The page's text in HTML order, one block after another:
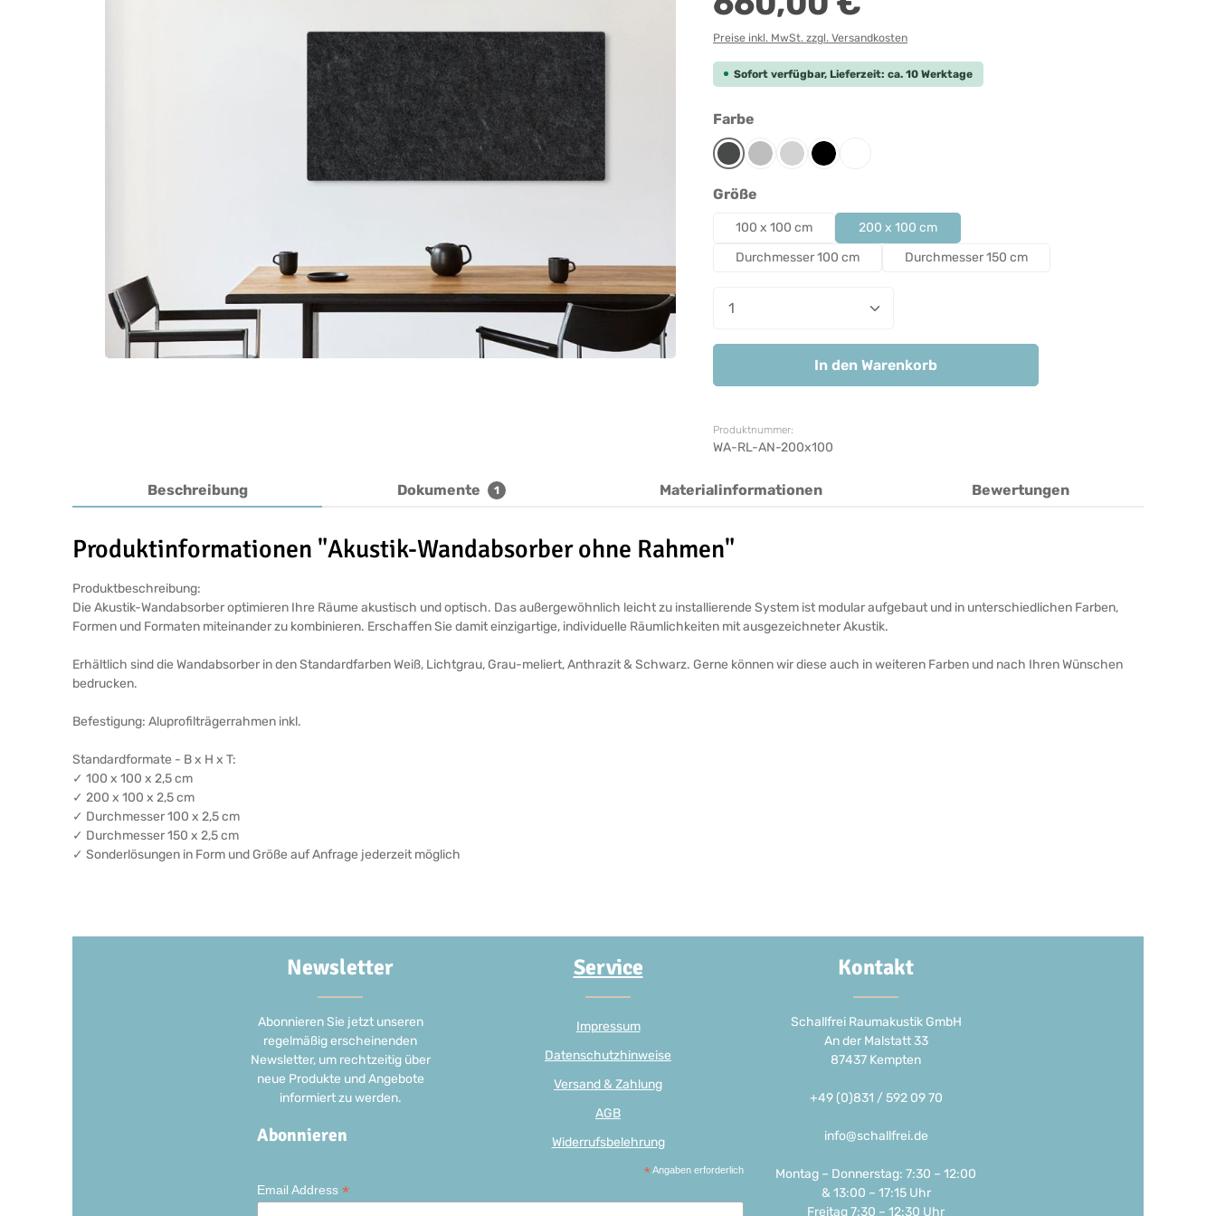
Preise inkl. MwSt. zzgl. Versandkosten
Sofort verfügbar, Lieferzeit: ca. 10 Werktage
Farbe
AnthrazitGrau-meliert
LichtgrauSchwarz
Größe
100 x 100 cm
200 x 100 cm
Durchmesser 100 cm
Durchmesser 150 cm
Produkt Anzahl: Gib den gewünschten Wert ein
In den Warenkorb
Produktnummer:
WA-RL-AN-200x100
Beschreibung Dokumente 1 Materialinformationen Bewertungen
Produktinformationen "Akustik-Wandabsorber ohne Rahmen"
Produktbeschreibung:
Die Akustik-Wandabsorber optimieren Ihre Räume akustisch und optisch. Das außergewöhnlich leicht zu installierende System ist modular aufgebaut und in unterschiedlichen Farben,
Formen und Formaten miteinander zu kombinieren. Erschaffen Sie damit einzigartige, individuelle Räumlichkeiten mit ausgezeichneter Akustik.
Erhältlich sind die Wandabsorber in den Standardfarben Weiß, Lichtgrau, Grau-meliert, Anthrazit & Schwarz. Gerne können wir diese auch in weiteren Farben und nach Ihren Wünschen
bedrucken.
Befestigung: Aluprofilträgerrahmen inkl.
Standardformate - B x H x T:
✓ 100 x 100 x 2,5 cm
✓ 200 x 100 x 2,5 cm
✓ Durchmesser 100 x 2,5 cm
✓ Durchmesser 150 x 2,5 cm
✓ Sonderlösungen in Form und Größe auf Anfrage jederzeit möglich
Newsletter
Abonnieren Sie jetzt unseren
regelmäßig erscheinenden
Newsletter, um rechtzeitig über
neue Produkte und Angebote
informiert zu werden.
Abonnieren
* Angaben erforderlich
Email Address *
Service
Impressum
Datenschutzhinweise
Versand & Zahlung
AGB
Widerrufsbelehrung
Kontakt
Schallfrei Raumakustik GmbH
An der Malstatt 33
87437 Kempten
+49 (0)831 / 592 09 70
info@schallfrei.de
Montag – Donnerstag: 7:30 – 12:00
& 13:00 – 17:15 Uhr
Freitag 7:30 – 12:30 Uhr